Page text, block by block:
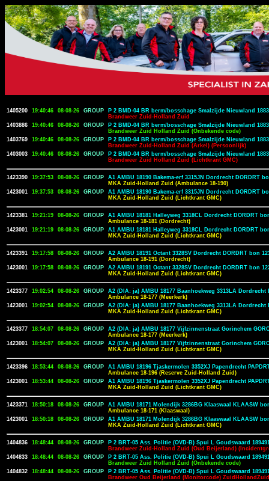
1405200 19:40:46 08-08-26 GROUP
P 2 BMD-04 BR berm/bosschage Smalzijde Nieuwland
Brandweer Zuid-Holland Zuid
1403886
19:40:46 08-08-26 GROUP
P 2 BMD-04 BR berm/bosschage Smalzijde Nieuwland
Brandweer Zuid Holland Zuid (Onbekende code)
1403769
19:40:46 08-08-26 GROUP
P 2 BMD-04 BR berm/bosschage Smalzijde Nieuwland
Brandweer Zuid-Holland Zuid (Arkel) (Persoonlijk)
1403003
19:40:46 08-08-26 GROUP
P 2 BMD-04 BR berm/bosschage Smalzijde Nieuwland
Brandweer Zuid Holland Zuid (Lichtkrant GMC)
1423390 19:37:53 08-08-26 GROUP
A1 AMBU 18190 Bakema-erf 3315JN Dordrecht DORDRT
MKA Zuid-Holland Zuid (Ambulance 18-190)
1423001
19:37:53 08-08-26 GROUP
A1 AMBU 18190 Bakema-erf 3315JN Dordrecht DORDRT
MKA Zuid-Holland Zuid (Lichtkrant GMC)
1423381 19:21:19 08-08-26 GROUP
A1 AMBU 18181 Halleyweg 3318CL Dordrecht DORDRT
Ambulance 18-181 (Dordrecht)
1423001
19:21:19 08-08-26 GROUP
A1 AMBU 18181 Halleyweg 3318CL Dordrecht DORDRT
MKA Zuid-Holland Zuid (Lichtkrant GMC)
1423391 19:17:58 08-08-26 GROUP
A2 AMBU 18191 Octant 3328SV Dordrecht DORDRT bon
Ambulance 18-191 (Dordrecht)
1423001
19:17:58 08-08-26 GROUP
A2 AMBU 18191 Octant 3328SV Dordrecht DORDRT bon
MKA Zuid-Holland Zuid (Lichtkrant GMC)
1423377 19:02:54 08-08-26 GROUP
A2 (DIA: ja) AMBU 18177 Baanhoekweg 3313LA Dordrecht
Ambulance 18-177 (Meerkerk)
1423001
19:02:54 08-08-26 GROUP
A2 (DIA: ja) AMBU 18177 Baanhoekweg 3313LA Dordrecht
MKA Zuid-Holland Zuid (Lichtkrant GMC)
1423377 18:54:07 08-08-26 GROUP
A2 (DIA: ja) AMBU 18177 Vijfzinnenstraat Gorinchem
Ambulance 18-177 (Meerkerk)
1423001
18:54:07 08-08-26 GROUP
A2 (DIA: ja) AMBU 18177 Vijfzinnenstraat Gorinchem
MKA Zuid-Holland Zuid (Lichtkrant GMC)
1423396 18:53:44 08-08-26 GROUP
A1 AMBU 18196 Tjaskermolen 3352XJ Papendrecht
Ambulance 18-196 (Reserve Zuid-Holland Zuid)
1423001
18:53:44 08-08-26 GROUP
A1 AMBU 18196 Tjaskermolen 3352XJ Papendrecht
MKA Zuid-Holland Zuid (Lichtkrant GMC)
1423371 18:50:18 08-08-26 GROUP
A1 AMBU 18171 Molendijk 3286BG Klaaswaal KLAASW
Ambulance 18-171 (Klaaswaal)
1423001
18:50:18 08-08-26 GROUP
A1 AMBU 18171 Molendijk 3286BG Klaaswaal KLAASW
MKA Zuid-Holland Zuid (Lichtkrant GMC)
1404836 18:48:44 08-08-26 GROUP
P 2 BRT-05 Ass. Politie (OVD-B) Spui L Goudswaard
Brandweer Zuid-Holland Zuid (Oud Beijerland)
1404833
18:48:44 08-08-26 GROUP
P 2 BRT-05 Ass. Politie (OVD-B) Spui L Goudswaard
Brandweer Zuid Holland Zuid (Onbekende code)
1404832
18:48:44 08-08-26 GROUP
P 2 BRT-05 Ass. Politie (OVD-B) Spui L Goudswaard
Brandweer Oud Beijerland (Monitorcode) ZuidHollandZuid